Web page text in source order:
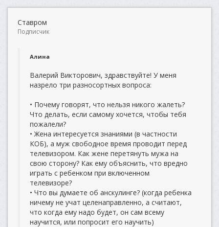
Ставром
Подписчик
Алина
Валерий Викторович, здравствуйте! У меня
назрело три разносортных вопроса:
• Почему говорят, что нельзя никого жалеть?
Что делать, если самому хочется, чтобы тебя
пожалели?
• Жена интересуется знаниями (в частности
КОБ), а муж свободное время проводит перед
телевизором. Как жене перетянуть мужа на
свою сторону? Как ему объяснить, что вредно
играть с ребенком при включенном
телевизоре?
• Что вы думаете об анскулинге? (когда ребенка
ничему не учат целенаправленно, а считают,
что когда ему надо будет, он сам всему
научится, или попросит его научить)